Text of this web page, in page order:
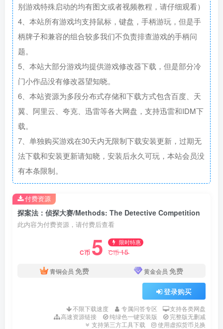
别游戏特殊启动的均有图文或者视频教程，请仔细观看）
4、本站所有游戏均支持鼠标，键盘，手柄游玩，但是手
柄牌子和兼容的组合较多我们不负责排查游戏的手柄问
题。
5、本站大部分游戏均提供游戏修改器下载，但是部分冷
门小作品没有修改器望知晓。
6、本站资源为多段分布式存储和下载方式包含百度、天
翼、阿里云、夸克、迅雷等各大网盘，支持迅雷和IDM下
载。
7、单独购买游戏在30天内无限制下载安装更新，过期无
法下载和安装更新请知晓，安装后永久可玩，本站会员没
有本条限制。
探案法：侦探大赛/Methods: The Detective Competition
此内容为付费资源，请付费后查看
C币 5 限时特惠
C币15
青铜会员 免费 黄金会员 免费
登录购买
不限下载速度 专属问答专区
支持各类网盘
高速资源链接
纯绿色一键安装版
完整版无删减
支持第三方工具下载
使用虚拟货币兑换
付费资源